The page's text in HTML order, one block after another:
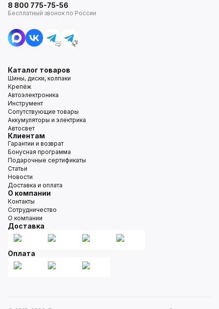
8 800 775-75-56
Бесплатный звонок по России
Каталог товаров
Шины, диски, колпаки
Крепёж
Автоэлектроника
Инструмент
Сопутствующие товары
Аккумуляторы и электрика
Автосвет
Клиентам
Гарантии и возврат
Бонусная программа
Подарочные сертификаты
Статьи
Новости
Доставка и оплата
О компании
Контакты
Сотрудничество
О компании
Доставка
Оплата